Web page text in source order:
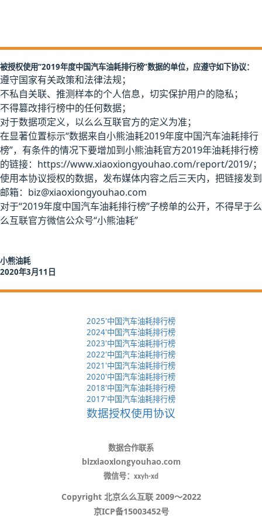
被授权使用“2019年度中国汽车油耗排行榜”数据的单位，应遵守如下协议：
遵守国家有关政策和法律法规；
不私自关联、推测样本的个人信息，切实保护用户的隐私；
不得篡改排行榜中的任何数据；
对于数据项定义，以么么互联官方的定义为准；
在显著位置标示“数据来自小熊油耗2019年度中国汽车油耗排行
榜”，有条件的情况下要增加到小熊油耗官方2019年油耗排行榜
的链接：https://www.xiaoxiongyouhao.com/report/2019/；
使用本协议授权的数据，发布媒体内容之后三天内，把链接发到
邮箱：biz@xiaoxiongyouhao.com
对于“2019年度中国汽车油耗排行榜”子榜单的公开，不得早于么
么互联官方微信公众号“小熊油耗”
小熊油耗
2020年3月11日
2025'中国汽车油耗排行榜
2024'中国汽车油耗排行榜
2023'中国汽车油耗排行榜
2022'中国汽车油耗排行榜
2021'中国汽车油耗排行榜
2020'中国汽车油耗排行榜
2018'中国汽车油耗排行榜
2017'中国汽车油耗排行榜
数据授权使用协议
数据合作联系
bizxiaoxiongyouhao.com
微信号：xxyh-xd
Copyright 北京么么互联 2009～2022
京ICP备15003452号